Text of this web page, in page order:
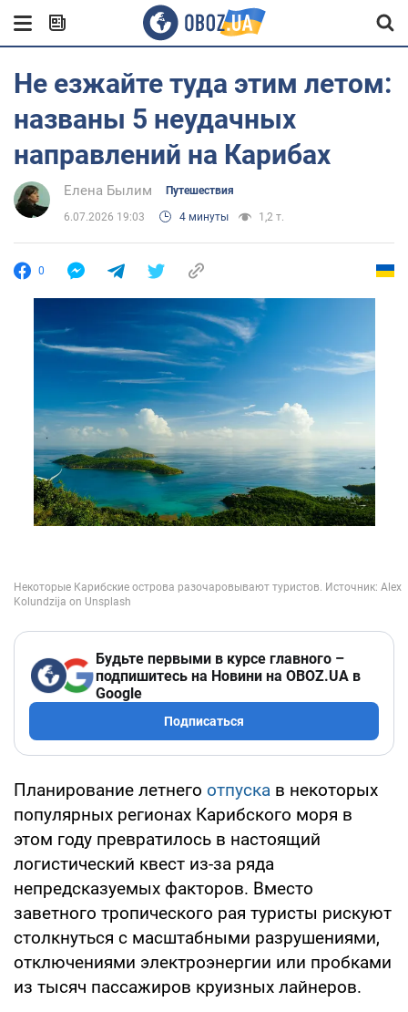
Не езжайте туда этим летом:
названы 5 неудачных
направлений на Карибах
Елена Былим Путешествия
6.07.2026 19:03 4 минуты 1,2 т.
0
Будьте первыми в курсе главного –
подпишитесь на Новини на OBOZ.UA в
Google
Подписаться
Планирование летнего отпуска в некоторых
популярных регионах Карибского моря в
этом году превратилось в настоящий
логистический квест из-за ряда
непредсказуемых факторов. Вместо
заветного тропического рая туристы рискуют
столкнуться с масштабными разрушениями,
отключениями электроэнергии или пробками
из тысяч пассажиров круизных лайнеров.